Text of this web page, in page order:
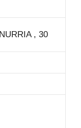
, 30